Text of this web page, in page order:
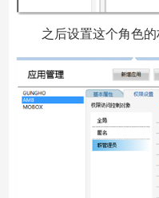
之后设置这个角色的